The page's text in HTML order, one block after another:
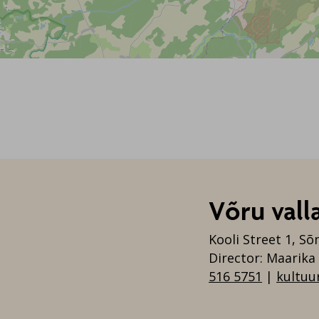
Võru
Kooli Street 1,
Director: Maarika
516 5751 |